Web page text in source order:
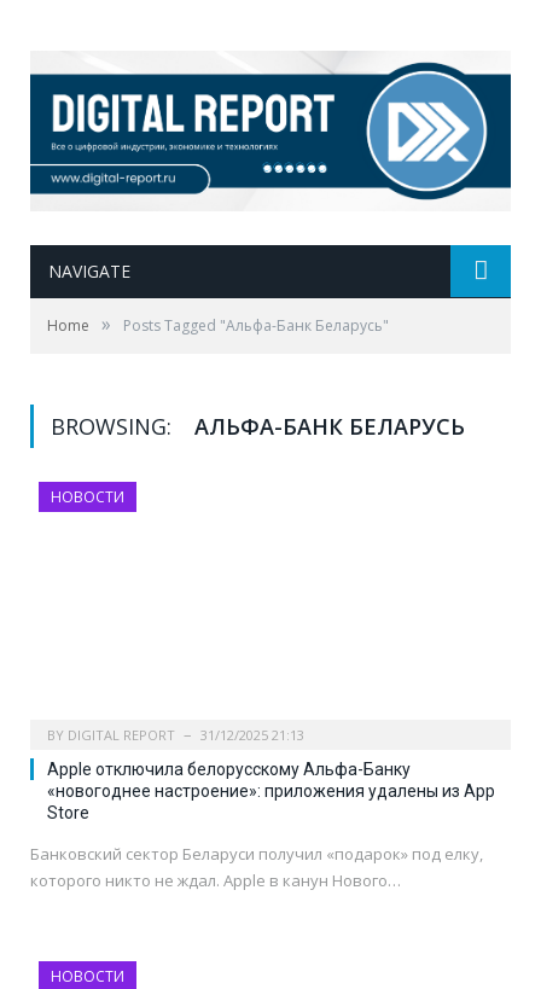
NAVIGATE
Home » Posts Tagged "Альфа-Банк Беларусь"
BROWSING: АЛЬФА-БАНК БЕЛАРУСЬ
НОВОСТИ
BY DIGITAL REPORT 31/12/2025 21:13
Apple отключила белорусскому Альфа-Банку
«новогоднее настроение»: приложения удалены из App
Store
Банковский сектор Беларуси получил «подарок» под елку,
которого никто не ждал. Apple в канун Нового…
НОВОСТИ